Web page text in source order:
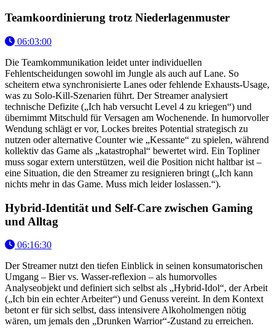
Teamkoordinierung trotz Niederlagenmuster
06:03:00
Die Teamkommunikation leidet unter individuellen
Fehlentscheidungen sowohl im Jungle als auch auf Lane. So
scheitern etwa synchronisierte Lanes oder fehlende Exhausts-Usage,
was zu Solo-Kill-Szenarien führt. Der Streamer analysiert
technische Defizite („Ich hab versucht Level 4 zu kriegen“) und
übernimmt Mitschuld für Versagen am Wochenende. In humorvoller
Wendung schlägt er vor, Lockes breites Potential strategisch zu
nutzen oder alternative Counter wie „Kessante“ zu spielen, während
kollektiv das Game als „katastrophal“ bewertet wird. Ein Topliner
muss sogar extern unterstützen, weil die Position nicht haltbar ist –
eine Situation, die den Streamer zu resignieren bringt („Ich kann
nichts mehr in das Game. Muss mich leider loslassen.“).
Hybrid-Identität und Self-Care zwischen Gaming
und Alltag
06:16:30
Der Streamer nutzt den tiefen Einblick in seinen konsumatorischen
Umgang – Bier vs. Wasser-reflexion – als humorvolles
Analyseobjekt und definiert sich selbst als „Hybrid-Idol“, der Arbeit
(„Ich bin ein echter Arbeiter“) und Genuss vereint. In dem Kontext
betont er für sich selbst, dass intensivere Alkoholmengen nötig
wären, um jemals den „Drunken Warrior“-Zustand zu erreichen.